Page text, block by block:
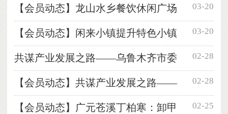
【会员动态】龙山水乡餐饮休闲广场 03-20
【会员动态】闲来小镇提升特色小镇 03-20
共谋产业发展之路——乌鲁木齐市委 02-28
【会员动态】共谋产业发展之路—— 02-28
【会员动态】广元苍溪丁柏寒：卸甲 02-25